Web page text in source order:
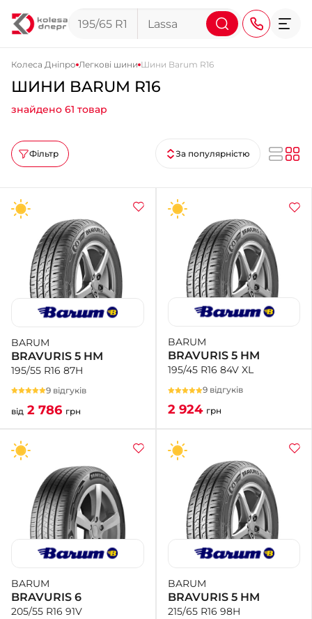
+38 (095) 276-44-44
+38 (067) 911-14-14
- на Щепкіна
+38 (098) 911-911-0
- на Тополі
+38 (098) 911-911-4
- на Калиновій
+38 (077) 7-184-184
- Донецьке шосе
+38 (050)-911-911-2
- Щепкіна
+38 (099)-643-33-77
- Тополь
+38 (068)-923-74-19
- Калинова
Колеса Дніпро Легкові шини Шини Barum R16
ШИНИ BARUM R16
знайдено 61 товар
Фільтр За популярністю
BARUM
BRAVURIS 5 HM
195/55 R16 87H
9 відгуків
від 2 786 грн
BARUM
BRAVURIS 5 HM
195/45 R16 84V XL
9 відгуків
2 924 грн
BARUM
BRAVURIS 6
205/55 R16 91V
BARUM
BRAVURIS 5 HM
215/65 R16 98H